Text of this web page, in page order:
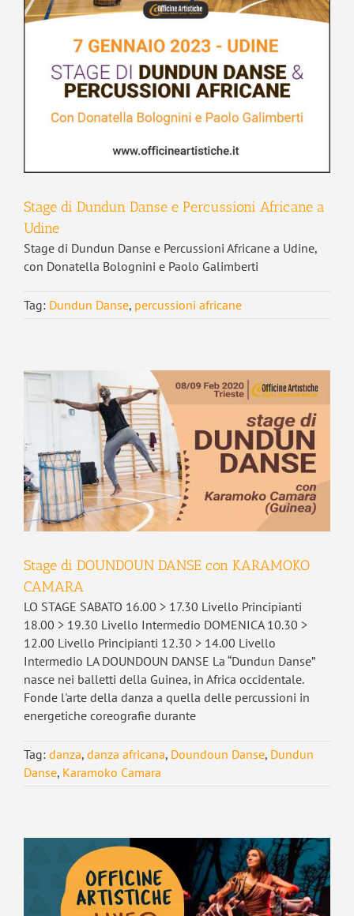
Stage di Dundun Danse e Percussioni Africane a
Udine
Stage di Dundun Danse e Percussioni Africane a Udine,
con Donatella Bolognini e Paolo Galimberti
Tag: Dundun Danse, percussioni africane
Stage di DOUNDOUN DANSE con KARAMOKO
CAMARA
LO STAGE SABATO 16.00 > 17.30 Livello Principianti
18.00 > 19.30 Livello Intermedio DOMENICA 10.30 >
12.00 Livello Principianti 12.30 > 14.00 Livello
Intermedio LA DOUNDOUN DANSE La “Dundun Danse”
nasce nei balletti della Guinea, in Africa occidentale.
Fonde l'arte della danza a quella delle percussioni in
energetiche coreografie durante
Tag: danza, danza africana, Doundoun Danse, Dundun
Danse, Karamoko Camara